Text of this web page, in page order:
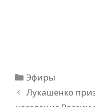
Рубрики
Эфиры
Лукашенко